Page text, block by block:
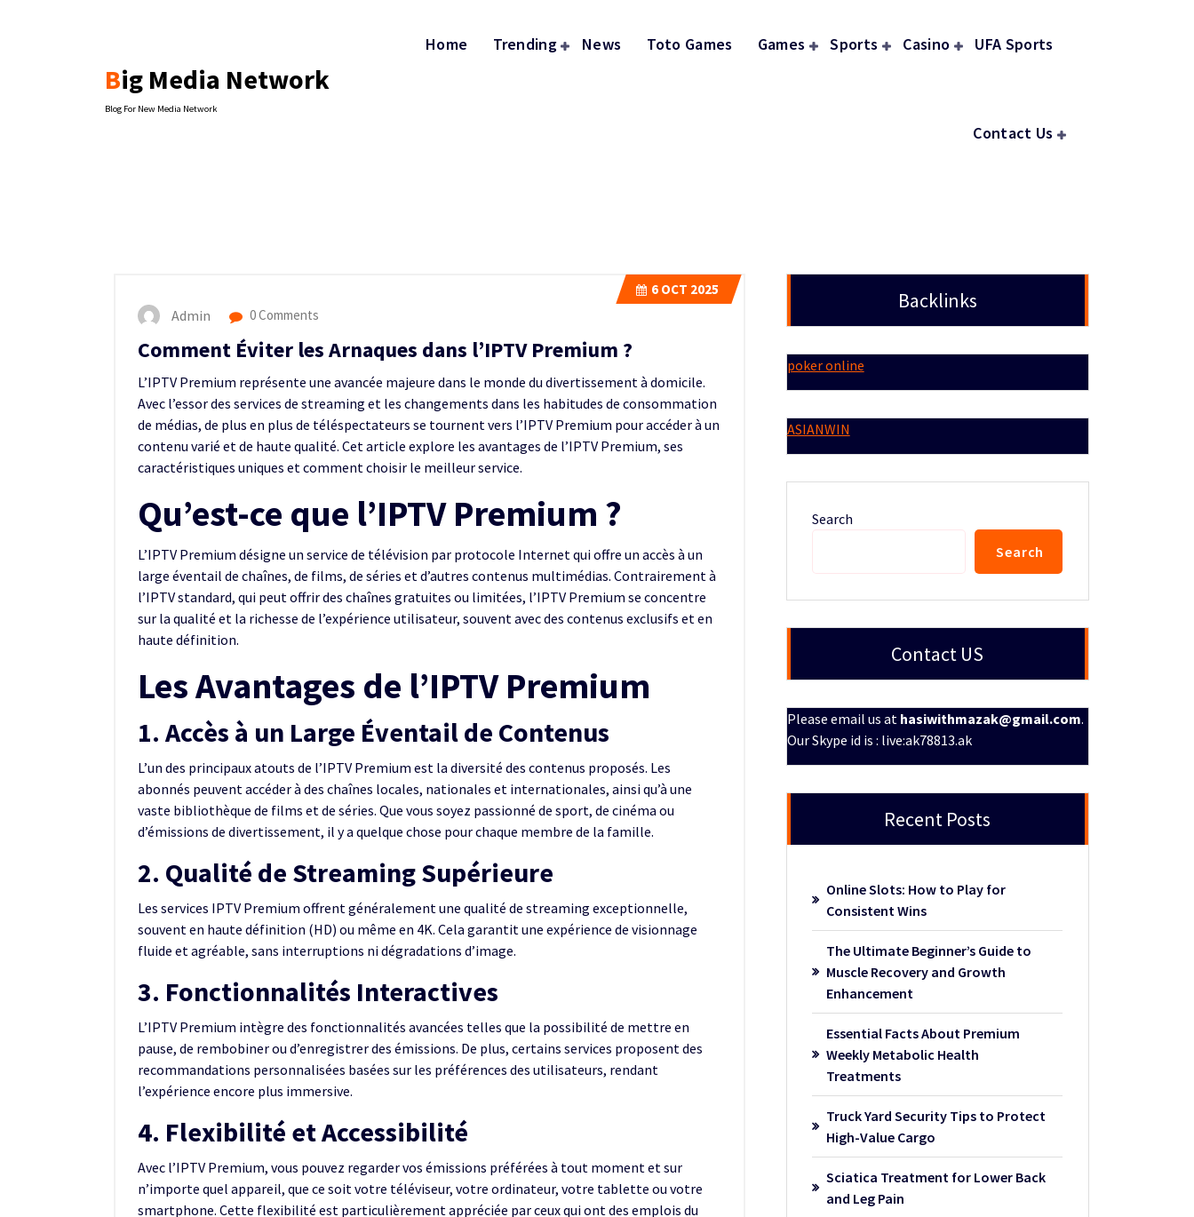
Big Media Network
Blog For New Media Network
Home Trending News Toto Games Games Sports Casino UFA Sports
Contact Us
6OCT 2025
Admin 0 Comments
Comment Éviter les Arnaques dans l’IPTV Premium ?
L’IPTV Premium représente une avancée majeure dans le monde du divertissement à domicile.
Avec l’essor des services de streaming et les changements dans les habitudes de consommation
de médias, de plus en plus de téléspectateurs se tournent vers l’IPTV Premium pour accéder à un
contenu varié et de haute qualité. Cet article explore les avantages de l’IPTV Premium, ses
caractéristiques uniques et comment choisir le meilleur service.
Qu’est-ce que l’IPTV Premium ?
L’IPTV Premium désigne un service de télévision par protocole Internet qui offre un accès à un
large éventail de chaînes, de films, de séries et d’autres contenus multimédias. Contrairement à
l’IPTV standard, qui peut offrir des chaînes gratuites ou limitées, l’IPTV Premium se concentre
sur la qualité et la richesse de l’expérience utilisateur, souvent avec des contenus exclusifs et en
haute définition.
Les Avantages de l’IPTV Premium
1. Accès à un Large Éventail de Contenus
L’un des principaux atouts de l’IPTV Premium est la diversité des contenus proposés. Les
abonnés peuvent accéder à des chaînes locales, nationales et internationales, ainsi qu’à une
vaste bibliothèque de films et de séries. Que vous soyez passionné de sport, de cinéma ou
d’émissions de divertissement, il y a quelque chose pour chaque membre de la famille.
2. Qualité de Streaming Supérieure
Les services IPTV Premium offrent généralement une qualité de streaming exceptionnelle,
souvent en haute définition (HD) ou même en 4K. Cela garantit une expérience de visionnage
fluide et agréable, sans interruptions ni dégradations d’image.
3. Fonctionnalités Interactives
L’IPTV Premium intègre des fonctionnalités avancées telles que la possibilité de mettre en
pause, de rembobiner ou d’enregistrer des émissions. De plus, certains services proposent des
recommandations personnalisées basées sur les préférences des utilisateurs, rendant
l’expérience encore plus immersive.
4. Flexibilité et Accessibilité
Avec l’IPTV Premium, vous pouvez regarder vos émissions préférées à tout moment et sur
n’importe quel appareil, que ce soit votre téléviseur, votre ordinateur, votre tablette ou votre
smartphone. Cette flexibilité est particulièrement appréciée par ceux qui ont des emplois du
Backlinks
poker online
ASIANWIN
Search
Search
Contact US
Please email us at hasiwithmazak@gmail.com.
Our Skype id is : live:ak78813.ak
Recent Posts
Online Slots: How to Play for
Consistent Wins
The Ultimate Beginner’s Guide to
Muscle Recovery and Growth
Enhancement
Essential Facts About Premium
Weekly Metabolic Health
Treatments
Truck Yard Security Tips to Protect
High-Value Cargo
Sciatica Treatment for Lower Back
and Leg Pain